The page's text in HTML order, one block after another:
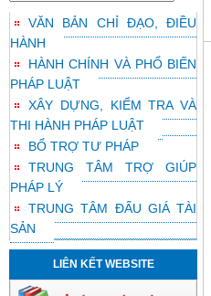
VĂN BẢN CHỈ ĐẠO, ĐIỀU
HÀNH
HÀNH CHÍNH VÀ PHỔ BIẾN
PHÁP LUẬT
XÂY DỰNG, KIỂM TRA VÀ
THI HÀNH PHÁP LUẬT
BỔ TRỢ TƯ PHÁP
TRUNG TÂM TRỢ GIÚP
PHÁP LÝ
TRUNG TÂM ĐẤU GIÁ TÀI
SẢN
LIÊN KẾT WEBSITE